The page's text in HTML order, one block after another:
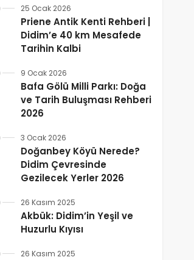
Priene Antik Kenti Rehberi |
Didim’e 40 km Mesafede
Tarihin Kalbi
25 Ocak 2026
Bafa Gölü Milli Parkı: Doğa
ve Tarih Buluşması Rehberi
2026
9 Ocak 2026
Doğanbey Köyü Nerede?
Didim Çevresinde
Gezilecek Yerler 2026
3 Ocak 2026
Akbük: Didim’in Yeşil ve
Huzurlu Kıyısı
26 Kasım 2025
26 Kasım 2025